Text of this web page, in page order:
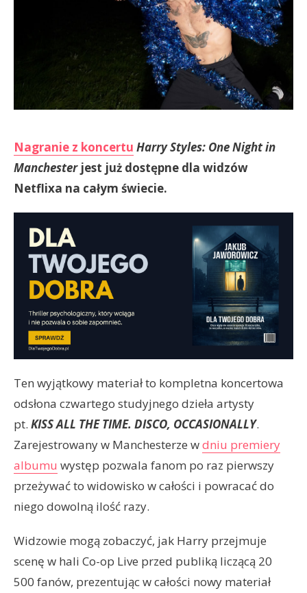
Nagranie z koncertu Harry Styles: One Night in
Manchesterjest już dostępne dla widzów
Netflixa na całym świecie.
Ten wyjątkowy materiał to kompletna koncertowa
odsłona czwartego studyjnego dzieła artysty
pt. KISS ALL THE TIME. DISCO, OCCASIONALLY.
Zarejestrowany w Manchesterze wdniu premiery
albumu występ pozwala fanom po raz pierwszy
przeżywać to widowisko w całości i powracać do
niego dowolną ilość razy.
Widzowie mogą zobaczyć, jak Harry przejmuje
scenę w hali Co-op Live przed publiką liczącą 20
500 fanów, prezentując w całości nowy materiał